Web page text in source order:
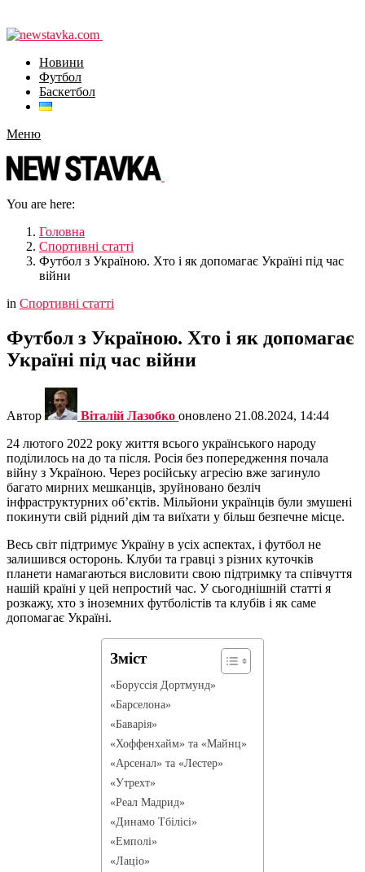
Новини
Футбол
Баскетбол
Меню
You are here:
Головна
Спортивні статті
Футбол з Україною. Хто і як допомагає Україні під час
війни
in Спортивні статті
Футбол з Україною. Хто і як допомагає
Україні під час війни
Автор Віталій Лазобко оновлено 21.08.2024, 14:44
24 лютого 2022 року життя всього українського народу
поділилось на до та після. Росія без попередження почала
війну з Україною. Через російську агресію вже загинуло
багато мирних мешканців, зруйновано безліч
інфраструктурних об’єктів. Мільйони українців були змушені
покинути свій рідний дім та виїхати у більш безпечне місце.
Весь світ підтримує Україну в усіх аспектах, і футбол не
залишився осторонь. Клуби та гравці з різних куточків
планети намагаються висловити свою підтримку та співчуття
нашій країні у цей непростий час. У сьогоднішній статті я
розкажу, хто з іноземних футболістів та клубів і як саме
допомагає Україні.
Зміст
«Боруссія Дортмунд»
«Барселона»
«Баварія»
«Хоффенхайм» та «Майнц»
«Арсенал» та «Лестер»
«Утрехт»
«Реал Мадрид»
«Динамо Тбілісі»
«Емполі»
«Лаціо»